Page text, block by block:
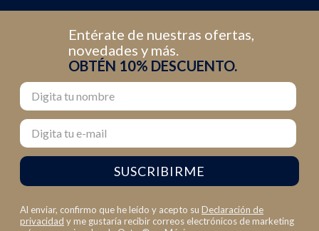
Entérate de nuestras ofertas,
novedades y más.
OBTÉN 10% DESCUENTO.
Nombre
Email
SUSCRIBIRME
Al enviar, confirmo que he leído y acepto su Declaración de
privacidad y me gustaría recibir correos electrónicos de marketing